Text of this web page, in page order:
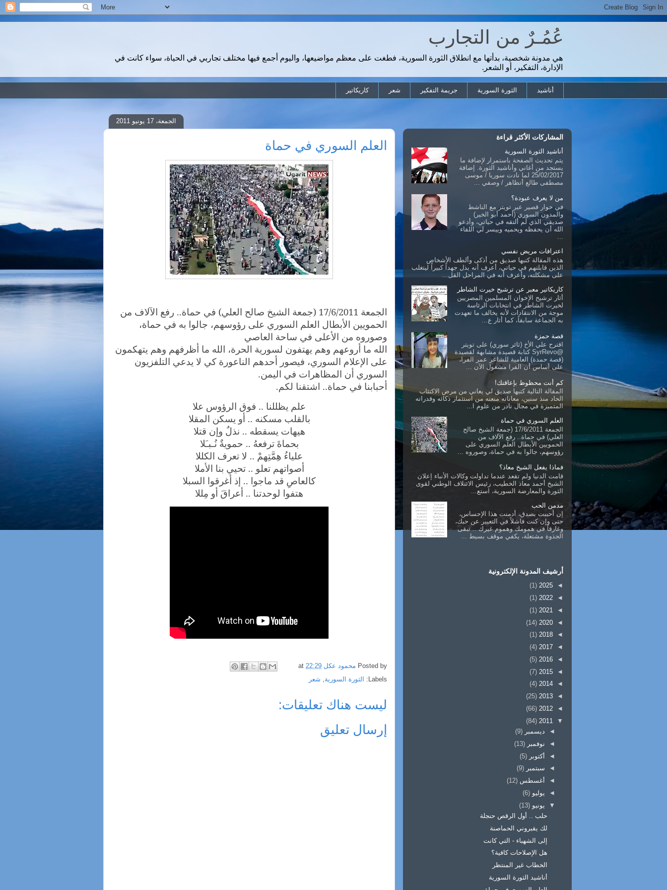
عُمُـرٌ من التجارب
هي مدونة شخصية، بدأتها مع انطلاق الثورة السورية، فطغت على معظم مواضيعها، واليوم أجمع فيها مختلف تجاربي في الحياة، سواء كانت في
الإدارة، التفكير، أو الشعر.
أناشيد الثورة السورية جريمة التفكير شعر كاريكاتير
الجمعة، 17 يونيو 2011
العلم السوري في حماة
الجمعة 17/6/2011 (جمعة الشيخ صالح العلي) في حماة.. رفع الآلاف من
الحمويين الأبطال العلم السوري على رؤوسهم، جالوا به في حماة،
وصوروه من الأعلى في ساحة العاصي
الله ما أروعهم وهم يهتفون لسورية الحرة، الله ما أظرفهم وهم يتهكمون
على الإعلام السوري، فيصور أحدهم الناعورة كي لا يدعي التلفزيون
السوري أن المظاهرات في اليمن.
أحبابنا في حماة.. اشتقنا لكم.
علم يظللنا .. فوق الرؤوس علا
بالقلب مسكنه .. أو يسكن المقلا
هيهات يسقطه .. نذلٌ وإن قتلا
بحماةَ ترفعهُ .. حمويةٌ نُـبـَلا
علياءُ هِمَّتِهمْ .. لا تعرف الكللا
أصواتهم تعلو .. تحيي بنا الأملا
كالعاصِ قد ماجوا .. إذ أغرقوا السبلا
هتفوا لوحدتنا .. أعراقَ أو مِللا
Posted by محمود عكل at 22:29
Labels:
الثورة السورية شعر
ليست هناك تعليقات:
إرسال تعليق
المشاركات الأكثر قراءة
أناشيد الثورة السورية
يتم تحديث الصفحة باستمرار لإضافة ما
يستجد من أغاني وأناشيد الثورة. إضافة
25/02/2017 لما نادت سوريا / موسى
مصطفى طالع أتظاهر / وصفي ...
من لا يعرف عبودة؟
في حوار قصير عبر تويتر مع الناشط
والمدون السوري (أحمد أبو الخير)
صديقي الذي لم ألتقه في حياتي، وأدعو
الله أن يحفظه ويحميه وييسر لي اللقاء
...
اعترافات مريض نفسي
هذه المقالة كتبها صديق من أذكى وألطف الأشخاص
الذين قابلتهم في حياتي، أعرف أنه بذل جهداً كبيراً ليتغلب
على مشكلته، وأعرف أنه في المراحل القل...
كاريكاتير معبر عن ترشيح خيرت الشاطر
أثار ترشيح الإخوان المسلمين المصريين
لخيرت الشاطر في انتخابات الرئاسة
موجة من الانتقادات لأنه يخالف ما تعهدت
به الجماعة سابقاً، كما أثار ع...
قصة حمزة
اقترح علي الأخ (ثائر سوري) على تويتر
@SyrRevo كتابة قصيدة مشابهة لقصيدة
(قصة حمدة) العامية للشاعر عمر الفرا،
على أساس أن الفرا مشغول الآن ...
كم أنت محظوظ بإعاقتك!
المقالة التالية كتبها صديق لي يعاني من مرض الاكتئاب
الحاد منذ سنين، معاناته منعته من استثمار ذكائه وقدراته
المتميزة في مجال نادر من علوم ا...
العلم السوري في حماة
الجمعة 17/6/2011 (جمعة الشيخ صالح
العلي) في حماة.. رفع الآلاف من
الحمويين الأبطال العلم السوري على
رؤوسهم، جالوا به في حماة، وصوروه ...
فماذا يفعل الشيخ معاذ؟
قامت الدنيا ولم تقعد عندما تداولت وكالات الأنباء إعلان
الشيخ أحمد معاذ الخطيب، رئيس الائتلاف الوطني لقوى
الثورة والمعارضة السورية، استع...
مدمن الحب
إن أحببت بصدق، أدمنت هذا الإحساس،
حتى وإن كنت فاشلاً في التعبير عن حبك،
وغارقاً في همومك وهموم غيرك .. تبقى
الجذوة مشتعلة، يكفي موقف بسيط ...
أرشيف المدونة الإلكترونية
◄
2025
(1)
◄
2022
(1)
◄
2021
(1)
◄
2020
(14)
◄
2018
(1)
◄
2017
(4)
◄
2016
(5)
◄
2015
(7)
◄
2014
(4)
◄
2013
(25)
◄
2012
(66)
▼
2011
(84)
◄ ديسمبر (9)
◄ نوفمبر (13)
◄
أكتوبر (5)
◄ سبتمبر (9)
◄
أغسطس (12)
◄ يوليو (6)
▼ يونيو (13)
حلب .. أول الرقص حنجلة
لك يقبروني الحماصنة
إلى الشهباء - التي كانت
هل الإصلاحات كافية؟
الخطاب غير المنتظر
أناشيد الثورة السورية